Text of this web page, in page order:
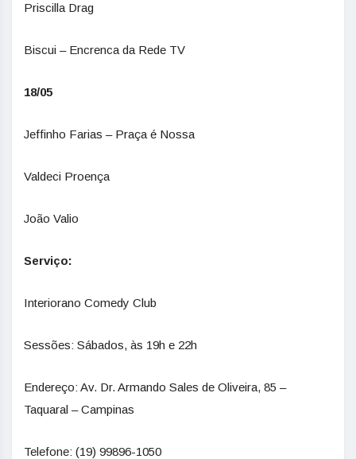
Priscilla Drag
Biscui – Encrenca da Rede TV
18/05
Jeffinho Farias – Praça é Nossa
Valdeci Proença
João Valio
Serviço:
Interiorano Comedy Club
Sessões: Sábados, às 19h e 22h
Endereço: Av. Dr. Armando Sales de Oliveira, 85 –
Taquaral – Campinas
Telefone: (19) 99896-1050